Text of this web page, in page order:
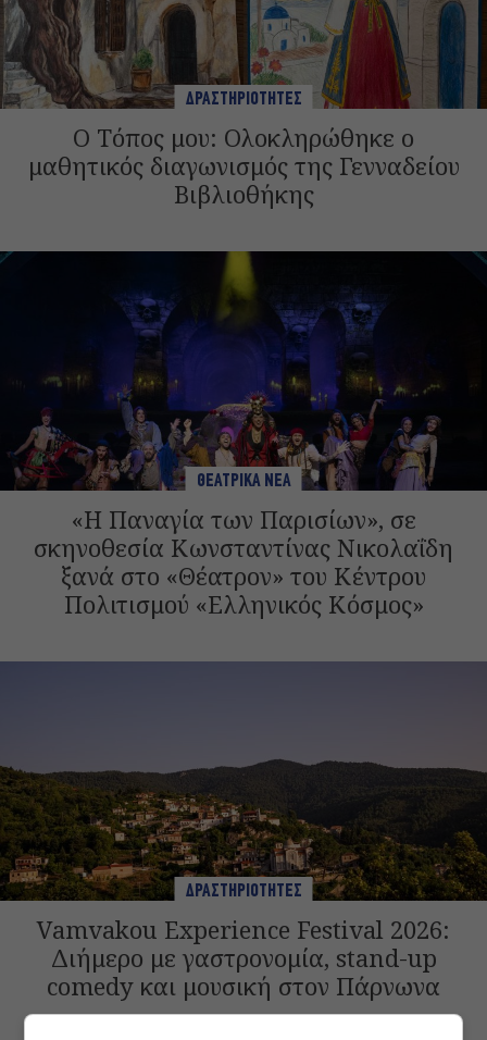
ΔΡΑΣΤΗΡΙΟΤΗΤΕΣ
Ο Τόπος μου: Ολοκληρώθηκε ο
μαθητικός διαγωνισμός της Γενναδείου
Βιβλιοθήκης
ΘΕΑΤΡΙΚΑ ΝΕΑ
«Η Παναγία των Παρισίων», σε
σκηνοθεσία Κωνσταντίνας Νικολαΐδη
ξανά στο «Θέατρον» του Κέντρου
Πολιτισμού «Ελληνικός Κόσμος»
ΔΡΑΣΤΗΡΙΟΤΗΤΕΣ
Vamvakou Experience Festival 2026:
Διήμερο με γαστρονομία, stand-up
comedy και μουσική στον Πάρνωνα